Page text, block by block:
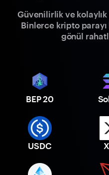
Güvenilirlik ve kolaylık
Binlerce kripto
gönül
BEP 20
USDC